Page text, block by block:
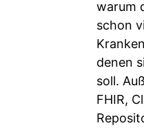
warum
schon
denen
soll.
FHIR,